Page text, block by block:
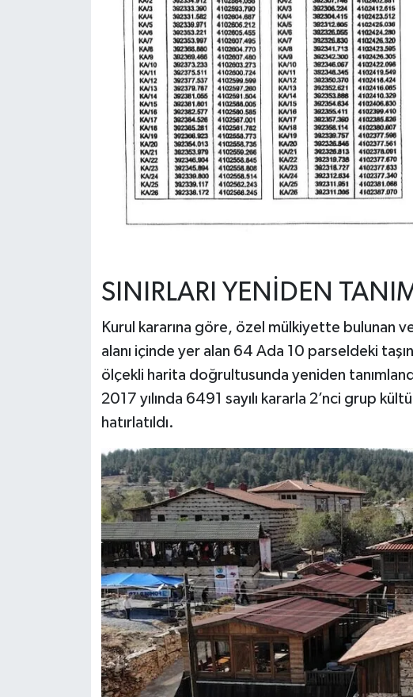
SINIRLARI YENİDEN
Kurul kararına göre, özel mülkiyette bulunan
alanı içinde yer alan 64 Ada 10 parseldeki
ölçekli harita doğrultusunda yeniden
2017 yılında 6491 sayılı kararla 2’nci grup
hatırlatıldı.